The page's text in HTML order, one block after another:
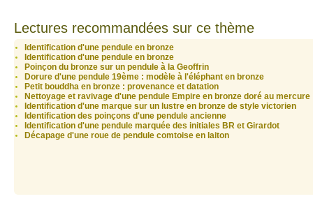
Lectures recommandées sur ce thème
Identification d'une pendule en bronze
Identification d'une pendule en bronze
Poinçon du bronze sur un pendule à la Geoffrin
Dorure d'une pendule 19ème : modèle à l'éléphant en bronze
Petit bouddha en bronze : provenance et datation
Nettoyage et ravivage d'une pendule Empire en bronze doré au mercure
Identification d'une marque sur un lustre en bronze de style victorien
Identification des poinçons d'une pendule ancienne
Identification d'une pendule marquée des initiales BR et Girardot
Décapage d'une roue de pendule comtoise en laiton